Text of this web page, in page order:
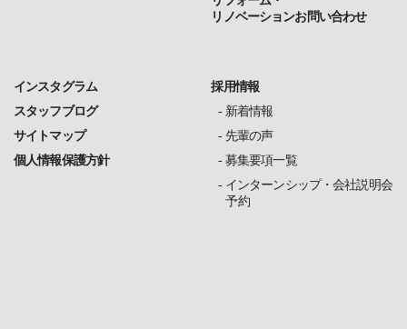
リノベーションお問い合わせ
インスタグラム
スタッフブログ
サイトマップ
個人情報保護方針
採用情報
新着情報
先輩の声
募集要項一覧
インターンシップ・会社説明会
予約